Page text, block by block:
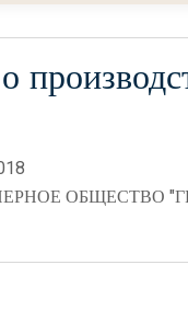
ОБЩЕСТВО